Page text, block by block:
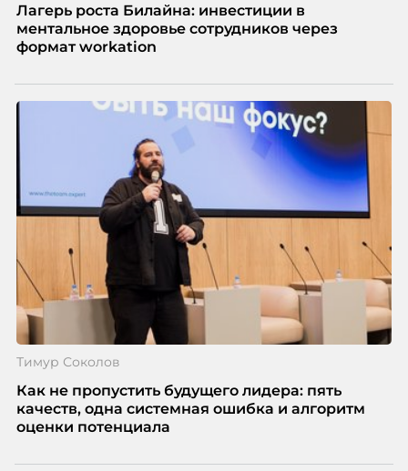
Лагерь роста Билайна: инвестиции в
ментальное здоровье сотрудников через
формат workation
Тимур Соколов
Как не пропустить будущего лидера: пять
качеств, одна системная ошибка и алгоритм
оценки потенциала